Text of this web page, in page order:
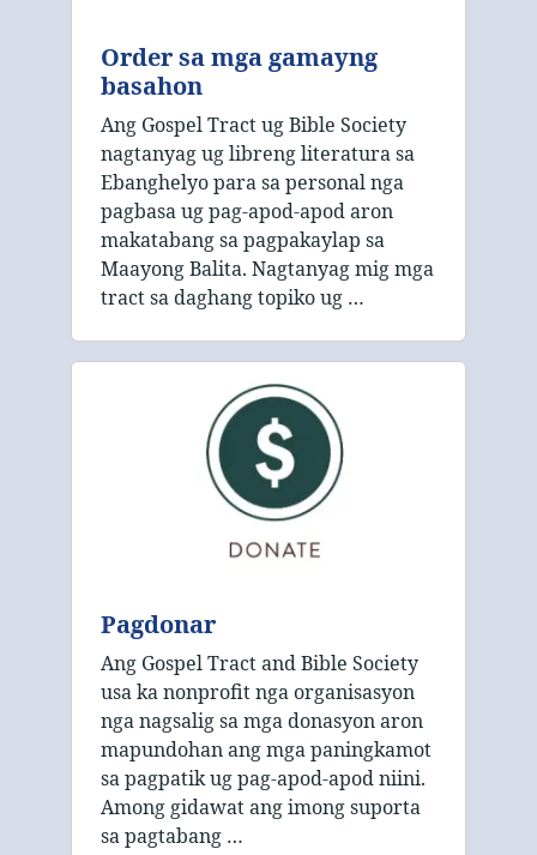
Order sa mga gamayng
basahon
Ang Gospel Tract ug Bible Society
nagtanyag ug libreng literatura sa
Ebanghelyo para sa personal nga
pagbasa ug pag-apod-apod aron
makatabang sa pagpakaylap sa
Maayong Balita. Nagtanyag mig mga
tract sa daghang topiko ug …
Pagdonar
Ang Gospel Tract and Bible Society
usa ka nonprofit nga organisasyon
nga nagsalig sa mga donasyon aron
mapundohan ang mga paningkamot
sa pagpatik ug pag-apod-apod niini.
Among gidawat ang imong suporta
sa pagtabang …